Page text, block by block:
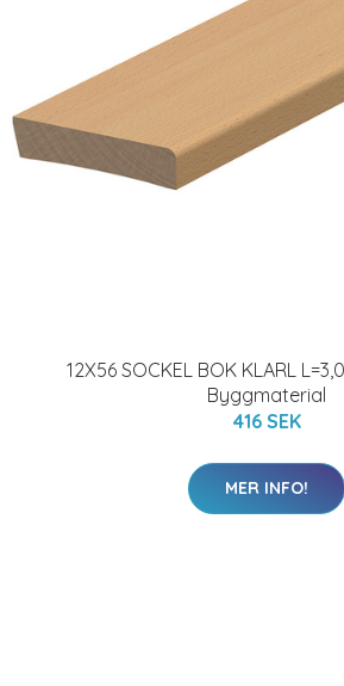
12X56 SOCKEL BOK KLARL
Byggmaterial
416 SEK
MER INFO!